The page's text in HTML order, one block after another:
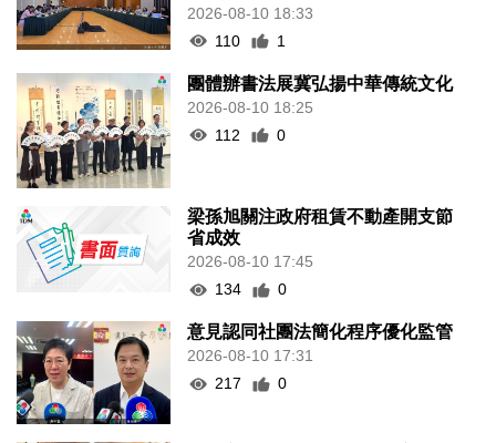
2026-08-10 18:33
110
1
團體辦書法展冀弘揚中華傳統文化
2026-08-10 18:25
112
0
梁孫旭關注政府租賃不動產開支節
省成效
2026-08-10 17:45
134
0
意見認同社團法簡化程序優化監管
2026-08-10 17:31
217
0